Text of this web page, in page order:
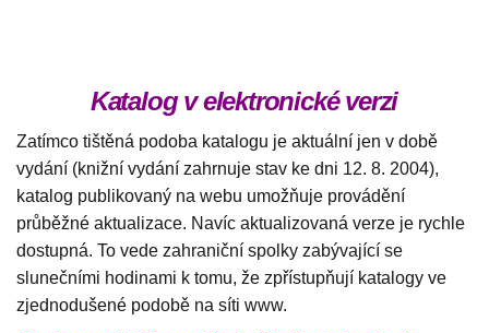
Katalog v elektronické verzi
Zatímco tištěná podoba katalogu je aktuální jen v době
vydání (knižní vydání zahrnuje stav ke dni 12. 8. 2004),
katalog publikovaný na webu umožňuje provádění
průběžné aktualizace. Navíc aktualizovaná verze je rychle
dostupná. To vede zahraniční spolky zabývající se
slunečními hodinami k tomu, že zpřístupňují katalogy ve
zjednodušené podobě na síti www.